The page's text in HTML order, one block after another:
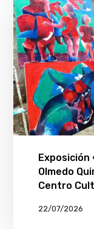
Exposición
Olmedo
Centro
22/07/2026